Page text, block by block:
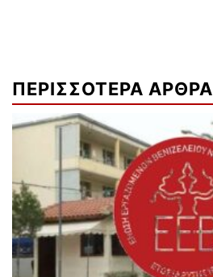
ΠΕΡΙΣΣΟΤΕΡΑ ΑΡΘΡΑ